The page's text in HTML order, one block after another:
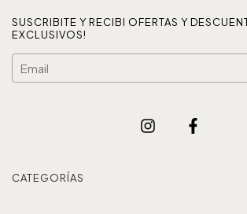
SUSCRIBITE Y RECIBI OFERTAS Y
EXCLUSIVOS!
CATEGORÍAS